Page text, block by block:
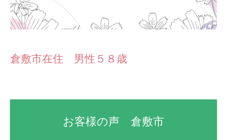
倉敷市在住 男性５８歳
お客様の声 倉敷市